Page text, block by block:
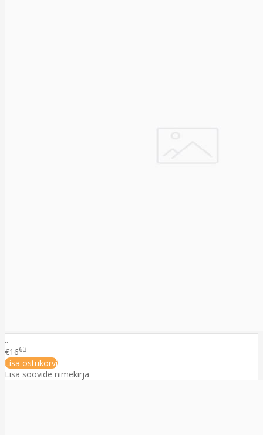
..
€1663
Lisa ostukorvi
Lisa soovide nimekirja